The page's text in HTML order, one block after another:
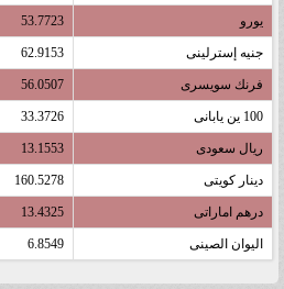
يورو 53.7723
جنيه إسترلينى 62.9153
فرنك سويسرى 56.0507
100 ين يابانى 33.3726
ريال سعودى 13.1553
دينار كويتى 160.5278
درهم اماراتى 13.4325
اليوان الصينى 6.8549